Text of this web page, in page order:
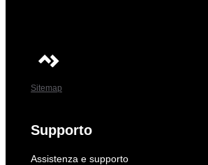
Sitemap
Supporto
Assistenza e supporto